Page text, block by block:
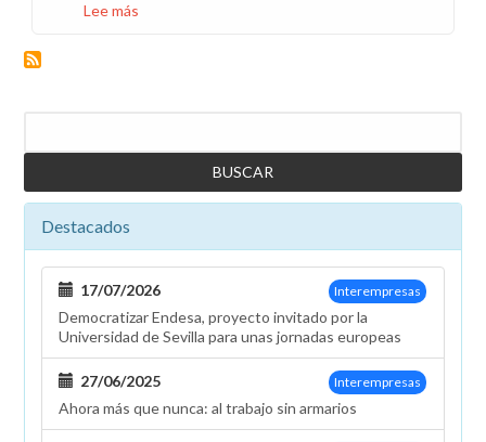
Lee más
interno
por
de
titulación
Destacados
Interempresas
17/07/2026
Democratizar Endesa, proyecto invitado por la
Universidad de Sevilla para unas jornadas europeas
Interempresas
27/06/2025
Ahora más que nunca: al trabajo sin armarios